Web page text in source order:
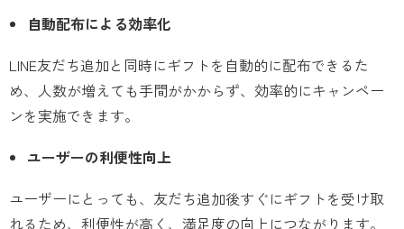
自動配布による効率化
LINE友だち追加と同時にギフトを自動的に配布できるた
め、人数が増えても手間がかからず、効率的にキャンペー
ンを実施できます。
ユーザーの利便性向上
ユーザーにとっても、友だち追加後すぐにギフトを受け取
れるため、利便性が高く、満足度の向上につながります。